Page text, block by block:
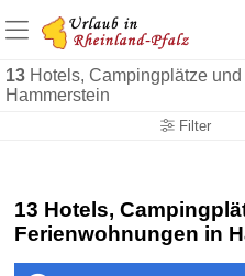
13 Hotels, Campingplätze
Hammerstein
Filter
+1.500
+1.000 Sehenswürdigkeiten
13 Hotels,
Ferienwohnungen in